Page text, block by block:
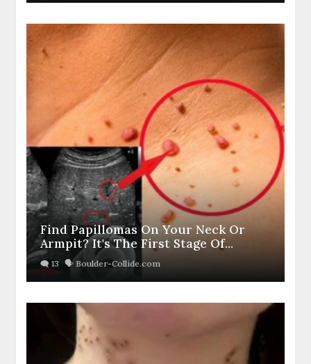
Find Papillomas On Your Neck Or
Armpit? It's The First Stage Of...